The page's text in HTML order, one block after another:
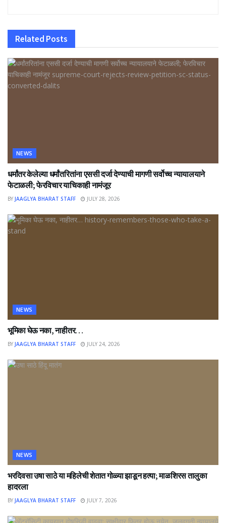
Related Posts
NEWS
धर्मांतर केलेल्या धर्मांतरितांना एससी दर्जा देण्याची मागणी सर्वोच्च न्यायालयाने
फेटाळली; फेरविचार याचिकाही नामंजूर
BY JAAGLYA BHARAT STAFF JULY 28, 2026
NEWS
भूमिका घेऊ नका, नाहीतर…
BY JAAGLYA BHARAT STAFF JULY 24, 2026
NEWS
भरदिवसा उषा साठे या महिलेची शेतात गोळ्या झाडून हत्या; माळशिरस तालुका
हादरला
BY JAAGLYA BHARAT STAFF JULY 7, 2026